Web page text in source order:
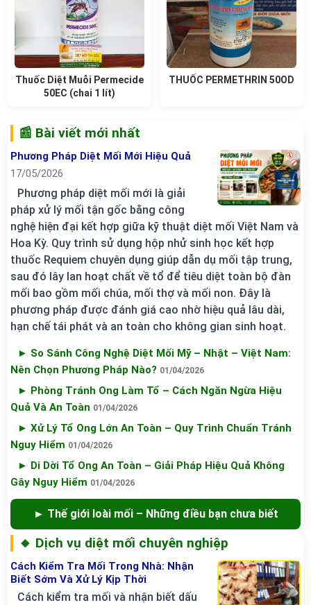
Thuốc Diệt Muỗi Permecide
50EC (chai 1 lít)
THUỐC PERMETHRIN 50OD
📰 Bài viết mới nhất
Phương Pháp Diệt Mối Mới Hiệu Quả
17/05/2026
Phương pháp diệt mối mới là giải
pháp xử lý mối tận gốc bằng công
nghệ hiện đại kết hợp giữa kỹ thuật diệt mối Việt Nam và
Hoa Kỳ. Quy trình sử dụng hộp nhử sinh học kết hợp
thuốc Requiem chuyên dụng giúp dẫn dụ mối tập trung,
sau đó lây lan hoạt chất về tổ để tiêu diệt toàn bộ đàn
mối bao gồm mối chúa, mối thợ và mối non. Đây là
phương pháp được đánh giá cao nhờ hiệu quả lâu dài,
hạn chế tái phát và an toàn cho không gian sinh hoạt.
► So Sánh Công Nghệ Diệt Mối Mỹ – Nhật – Việt Nam:
Nên Chọn Phương Pháp Nào? 01/04/2026
► Phòng Tránh Ong Làm Tổ – Cách Ngăn Ngừa Hiệu
Quả Và An Toàn 01/04/2026
► Xử Lý Tổ Ong Lớn An Toàn – Quy Trình Chuẩn Tránh
Nguy Hiểm 01/04/2026
► Di Dời Tổ Ong An Toàn – Giải Pháp Hiệu Quả Không
Gây Nguy Hiểm 01/04/2026
► Thế giới loài mối – Những điều bạn chưa biết
🔸 Dịch vụ diệt mối chuyên nghiệp
Cách Kiểm Tra Mối Trong Nhà: Nhận
Biết Sớm Và Xử Lý Kịp Thời
Cách kiểm tra mối và nhận biết dấu